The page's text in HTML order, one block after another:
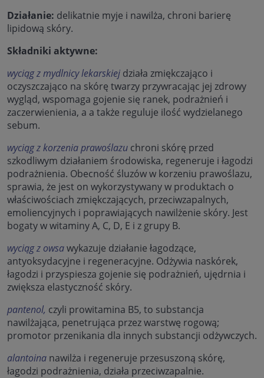
Działanie: delikatnie myje i nawilża, chroni barierę
lipidową skóry.
Składniki aktywne:
wyciąg z mydlnicy lekarskiej działa zmiękczająco i
oczyszczająco na skórę twarzy przywracając jej zdrowy
wygląd, wspomaga gojenie się ranek, podrażnień i
zaczerwienienia, a a także reguluje ilość wydzielanego
sebum.
wyciąg z korzenia prawoślazu chroni skórę przed
szkodliwym działaniem środowiska, regeneruje i łagodzi
podrażnienia. Obecność śluzów w korzeniu prawoślazu,
sprawia, że jest on wykorzystywany w produktach o
właściwościach zmiękczających, przeciwzapalnych,
emoliencyjnych i poprawiających nawilżenie skóry. Jest
bogaty w witaminy A, C, D, E i z grupy B.
wyciąg z owsawykazuje działanie łagodzące,
antyoksydacyjne i regeneracyjne. Odżywia naskórek,
łagodzi i przyspiesza gojenie się podrażnień, ujędrnia i
zwiększa elastyczność skóry.
pantenol, czyli prowitamina B5, to substancja
nawilżająca, penetrująca przez warstwę rogową;
promotor przenikania dla innych substancji odżywczych.
alantoina nawilża i regeneruje przesuszoną skórę,
łagodzi podrażnienia, działa przeciwzapalnie.